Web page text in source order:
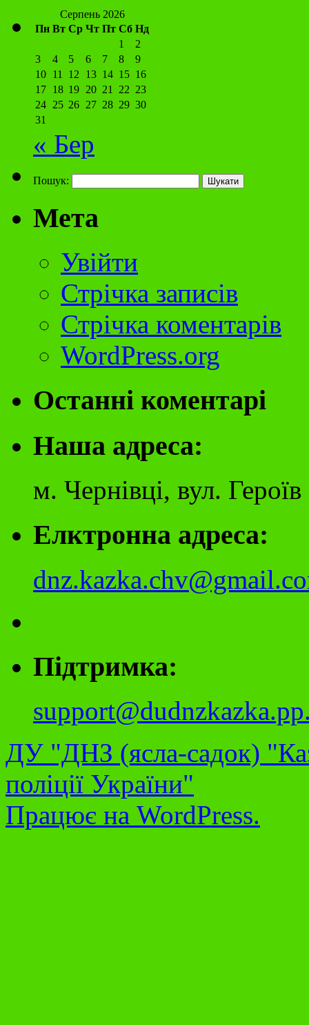
Серпень 2026
Пн Вт Ср Чт Пт Сб Нд
1
2
3
4 5 6 7 8
9
10 11 12 13 14 15 16
17 18 19 20 21 22 23
24 25 26 27 28 29 30
31
« Бер
Пошук:
Мета
Увійти
Стрічка записів
Стрічка коментарів
WordPress.org
Останні коментарі
Наша адреса:
м. Чернівці, вул.
Елктронна адреса:
Підтримка:
ДУ "ДНЗ (ясла-садок)
поліції України"
Працює на WordPress.